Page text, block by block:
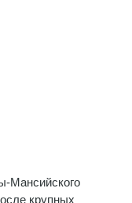
Мансийского
крупных